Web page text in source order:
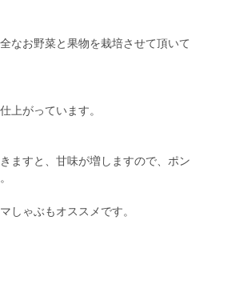
なお野菜と果物を栽培させて頂いて
上がっています。
ますと、甘味が増しますので、ポン
しゃぶもオススメです。